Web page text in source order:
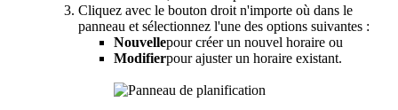
Cliquez avec le bouton droit n'importe où dans le
panneau et sélectionnez l'une des options suivantes :
Nouvellepour créer un nouvel horaire ou
Modifierpour ajuster un horaire existant.